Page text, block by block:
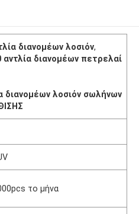
διανομέων λοσιόν,
αντλία διανομέων πετρελαί
διανομέων λοσιόν σωλήνων
το μήνα